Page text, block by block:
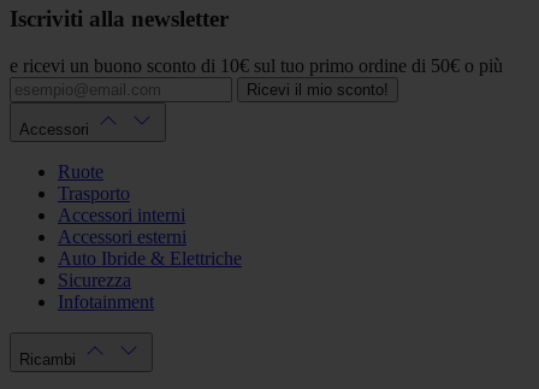
Iscriviti alla newsletter
e ricevi un buono sconto di 10€ sul tuo primo ordine di 50€ o più
Ricevi il mio sconto!
Accessori
Ruote
Trasporto
Accessori interni
Accessori esterni
Auto Ibride & Elettriche
Sicurezza
Infotainment
Ricambi